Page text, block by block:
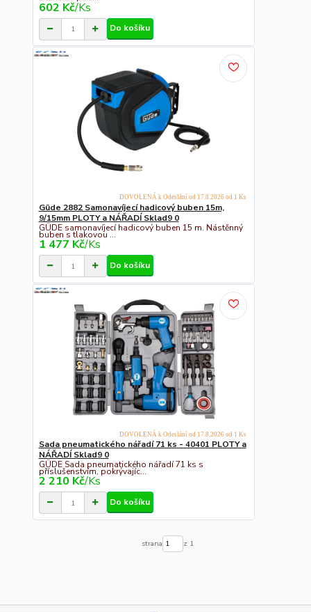
602 Kč/Ks
Do košíku
Güde 2882 Samonavíjecí hadicový buben 15m,
9/15mm PLOTY a NÁŘADÍ Sklad9 0
GÜDE samonavíjecí hadicový buben 15 m. Nástěnný
buben s tlakovou ...
1 477 Kč/Ks
DOVOLENÁ k Odeslání od 17.8.2026 od 1 Ks
Do košíku
Sada pneumatického nářadí 71 ks - 40401 PLOTY a
NÁŘADÍ Sklad9 0
GÜDE Sada pneumatického nářadí 71 ks s
příslušenstvím, pokrývajíc...
2 210 Kč/Ks
DOVOLENÁ k Odeslání od 17.8.2026 od 1 Ks
Do košíku
strana z 1